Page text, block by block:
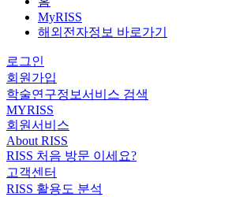
MyRISS
해외전자정보 바로가기
로그인
회원가입
학술연구정보서비스 검색
MYRISS
회원서비스
About RISS
RISS 처음 방문 이세요?
고객센터
RISS 활용도 분석